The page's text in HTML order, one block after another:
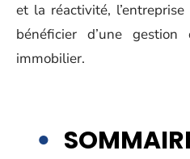
et la réactivité,
bénéficier d’une
immobilier.